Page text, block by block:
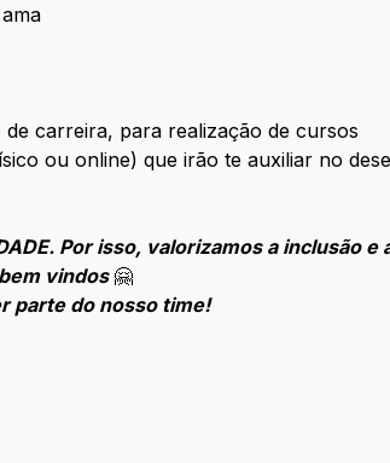
carreira, para realização de cursos
ou online) que irão te auxiliar no
Por isso, valorizamos a inclusão
vindos 🤗
parte do nosso time!